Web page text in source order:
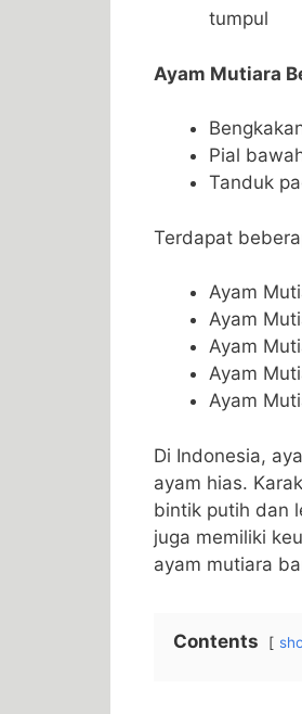
tumpul
Ayam Mutiara
Pial
Tanduk
Terdapat
Ayam
Ayam
Ayam
Ayam
Ayam
Di Indonesia,
ayam hias.
bintik putih dan
juga memiliki
ayam mutiara
Contents